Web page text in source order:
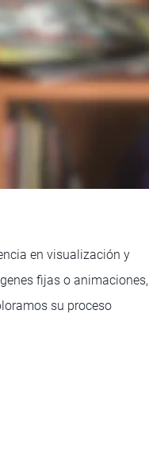
en visualización y
fijas o animaciones,
su proceso